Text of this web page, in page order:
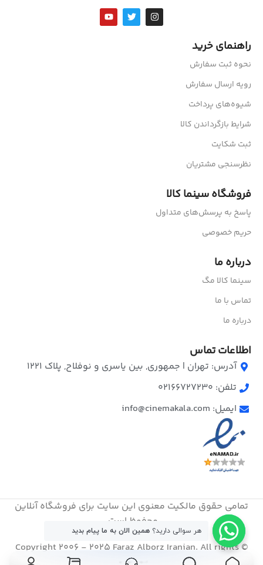
راهنمای خرید
نحوه ثبت سفارش
رویه ارسال سفارش
شیوه‌های پرداخت
شرایط بازگرداندن کالا
ثبت شکایت
نظرسنجی مشتریان
فروشگاه سینما کالا
پاسخ به پرسش‌های متداول
حریم خصوصی
درباره ما
سینما کالا مگ
تماس با ما
درباره ما
اطلاعات تماس
آدرس: تهران | جمهوری, بین یاسری و نوفلاح, پلاک ۱۲۲۱
تلفن: 02166727230
ایمیل: info@cinemakala.com
تمامی حقوق مالکیت معنوی این ‌سایت برای فروشگاه آنلاین
محفوظ است.
© Copyright 2006 - 2025 Faraz Alborz Iranian. All rights
هر سوالی دارید؟ همین الان به ما پیام بدید